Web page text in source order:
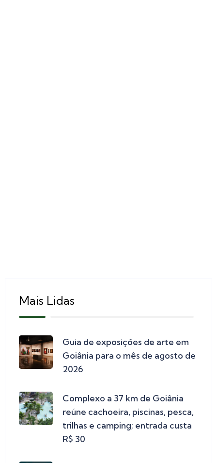
Mais Lidas
Guia de exposições de arte em
Goiânia para o mês de agosto de
2026
Complexo a 37 km de Goiânia
reúne cachoeira, piscinas, pesca,
trilhas e camping; entrada custa
R$ 30